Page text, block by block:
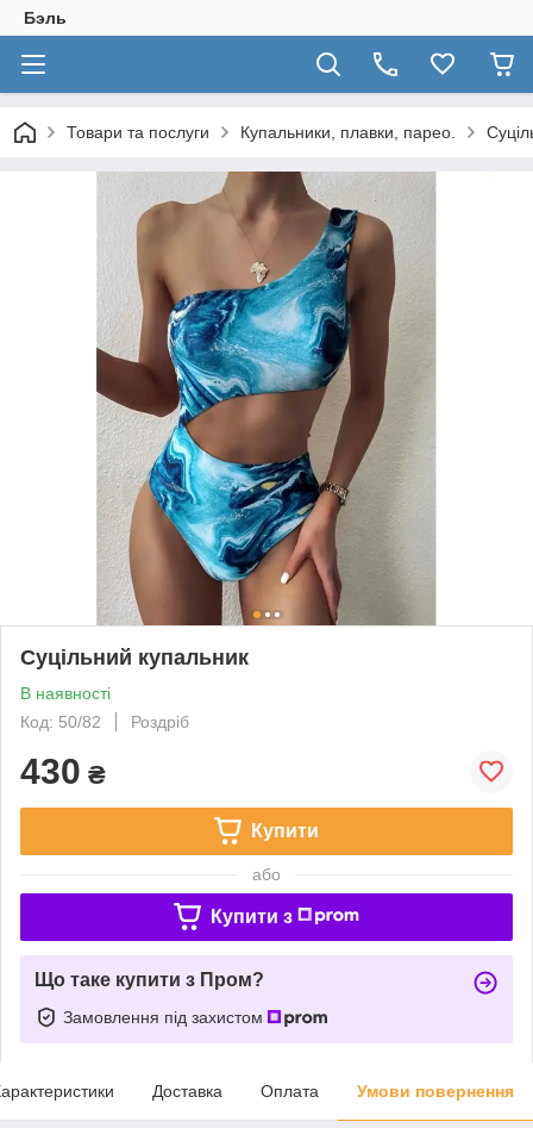
Бэль
Товари та послуги Купальники, плавки, парео.
Суцільний купальник
В наявності
Код: 50/82
Роздріб
430 ₴
Купити
або
Купити з
Що таке купити з Пром?
Замовлення під захистом
Доставка Оплата Умови повернення